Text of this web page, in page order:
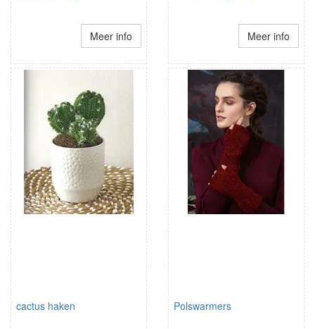
Meer info Meer info
cactus haken Polswarmers